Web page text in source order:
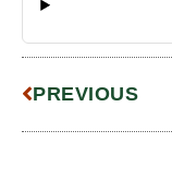
PREVIOUS